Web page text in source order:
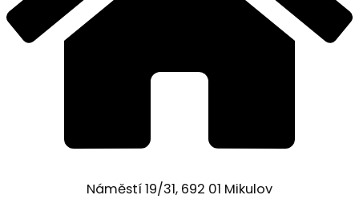
Náměstí 19/31, 692 01 Mikulov